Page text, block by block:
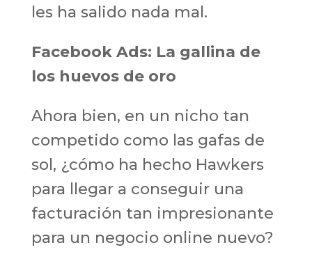
les ha salido nada mal.
Facebook Ads: La gallina de
los huevos de oro
Ahora bien, en un nicho tan
competido como las gafas de
sol, ¿cómo ha hecho Hawkers
para llegar a conseguir una
facturación tan impresionante
para un negocio online nuevo?